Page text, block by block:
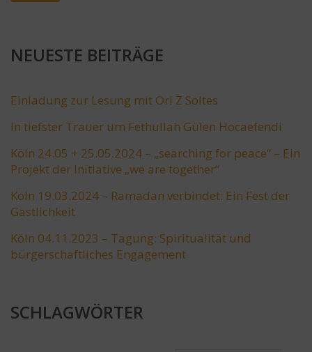
NEUESTE BEITRÄGE
Einladung zur Lesung mit Ori Z Soltes
In tiefster Trauer um Fethullah Gülen Hocaefendi
Köln 24.05 + 25.05.2024 – „searching for peace“ – Ein
Projekt der Initiative „we are together“
Köln 19.03.2024 – Ramadan verbindet: Ein Fest der
Gastlichkeit
Köln 04.11.2023 – Tagung: Spiritualität und
bürgerschaftliches Engagement
SCHLAGWÖRTER